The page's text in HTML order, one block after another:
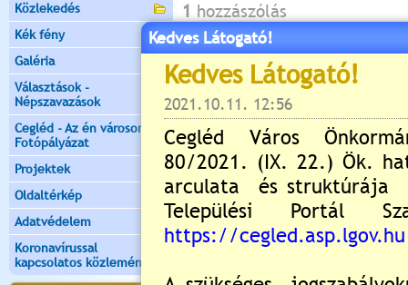
Közlekedés
Kék fény
Galéria
Választások -
Népszavazások
Cegléd - Az én városom -
Fotópályázat
Projektek
Oldaltérkép
Adatvédelem
Koronavírussal
kapcsolatos közlemények
1 hozzászólás
Nagyon csodálatos. <a
rel="follow">google</a>
Új hozzászólás:
Kérjük jelentkezzen
Kedves Látogató!